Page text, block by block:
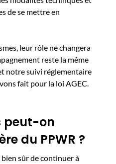
de se mettre en
leur rôle ne changera
reste la même
notre suivi réglementaire
fait pour la loi AGEC.
peut-on
du PPWR ?
bien sûr de continuer à